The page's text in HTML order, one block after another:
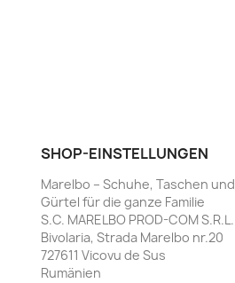
SHOP-EINSTELLUNGEN
Marelbo – Schuhe, Taschen und
Gürtel für die ganze Familie
S.C. MARELBO PROD-COM S.R.L.
Bivolaria, Strada Marelbo nr.20
727611 Vicovu de Sus
Rumänien